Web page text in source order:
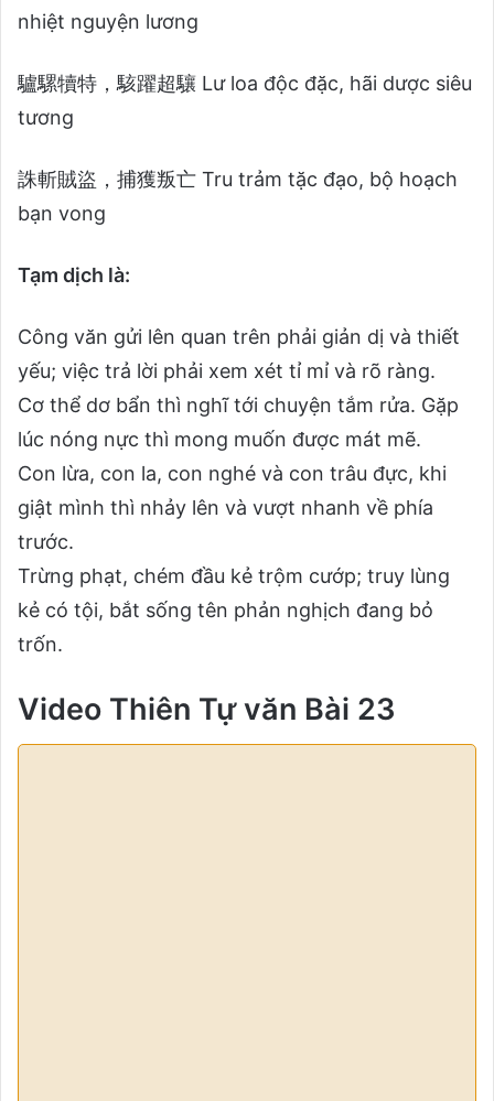
nhiệt nguyện lương
驢騾犢特，駭躍超驤 Lư loa độc đặc, hãi dược siêu
tương
誅斬賊盜，捕獲叛亡 Tru trảm tặc đạo, bộ hoạch
bạn vong
Tạm dịch là:
Công văn gửi lên quan trên phải giản dị và thiết
yếu; việc trả lời phải xem xét tỉ mỉ và rõ ràng.
Cơ thể dơ bẩn thì nghĩ tới chuyện tắm rửa. Gặp
lúc nóng nực thì mong muốn được mát mẽ.
Con lừa, con la, con nghé và con trâu đực, khi
giật mình thì nhảy lên và vượt nhanh về phía
trước.
Trừng phạt, chém đầu kẻ trộm cướp; truy lùng
kẻ có tội, bắt sống tên phản nghịch đang bỏ
trốn.
Video Thiên Tự văn Bài 23